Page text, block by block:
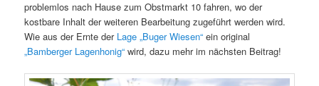
problemlos nach Hause zum Obstmarkt 10 fahren, wo der
kostbare Inhalt der weiteren Bearbeitung zugeführt werden wird.
Wie aus der Ernte der Lage „Buger Wiesen“ ein original
„Bamberger Lagenhonig“ wird, dazu mehr im nächsten Beitrag!